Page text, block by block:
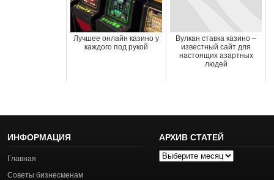
Лучшее онлайн казино у
каждого под рукой
Вулкан ставка казино –
известный сайт для
настоящих азартных
людей
ИНФОРМАЦИЯ
Главная
Советы бизнесменам
АРХИВ СТАТЕЙ
Архив